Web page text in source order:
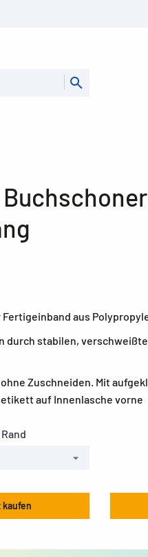
aus
durch stabilen,
Zuschneiden. Mit
auf Innenlasche vorne